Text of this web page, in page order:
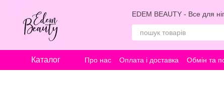
EDEM BEAUTY - Все для
Каталог Про нас Оплата і доставка Обмін та